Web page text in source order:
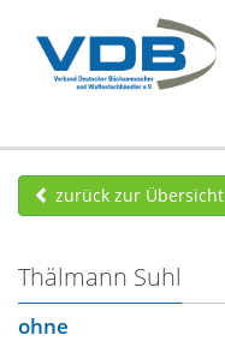
zurück zur Übersicht
Thälmann Suhl
ohne